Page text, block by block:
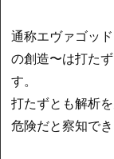
通称エヴァゴッ
の創造〜は打た
す。
打たずとも解析
危険だと察知で